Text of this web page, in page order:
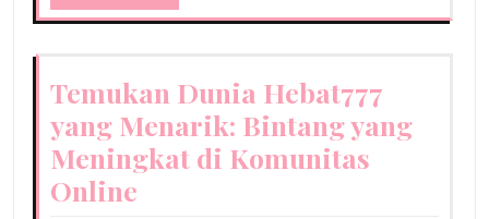
Temukan Dunia Hebat777
yang Menarik: Bintang yang
Meningkat di Komunitas
Online